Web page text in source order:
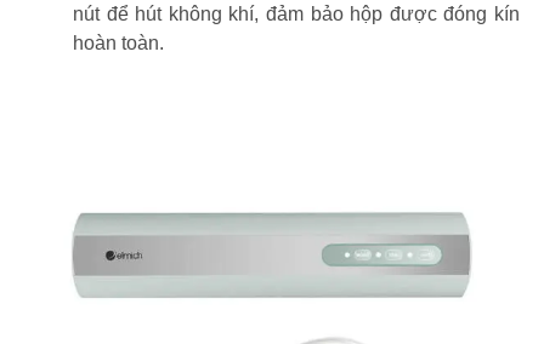
nút để hút không khí, đảm bảo hộp được đóng kín
hoàn toàn.